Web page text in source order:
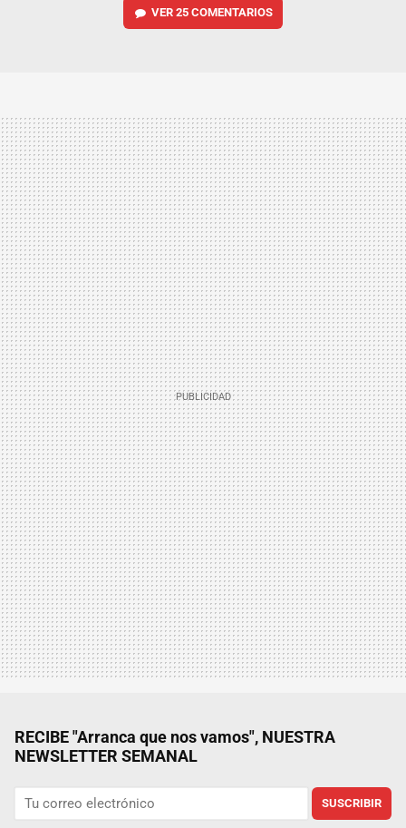
VER 25 COMENTARIOS
RECIBE "Arranca que nos vamos", NUESTRA
NEWSLETTER SEMANAL
SUSCRIBIR